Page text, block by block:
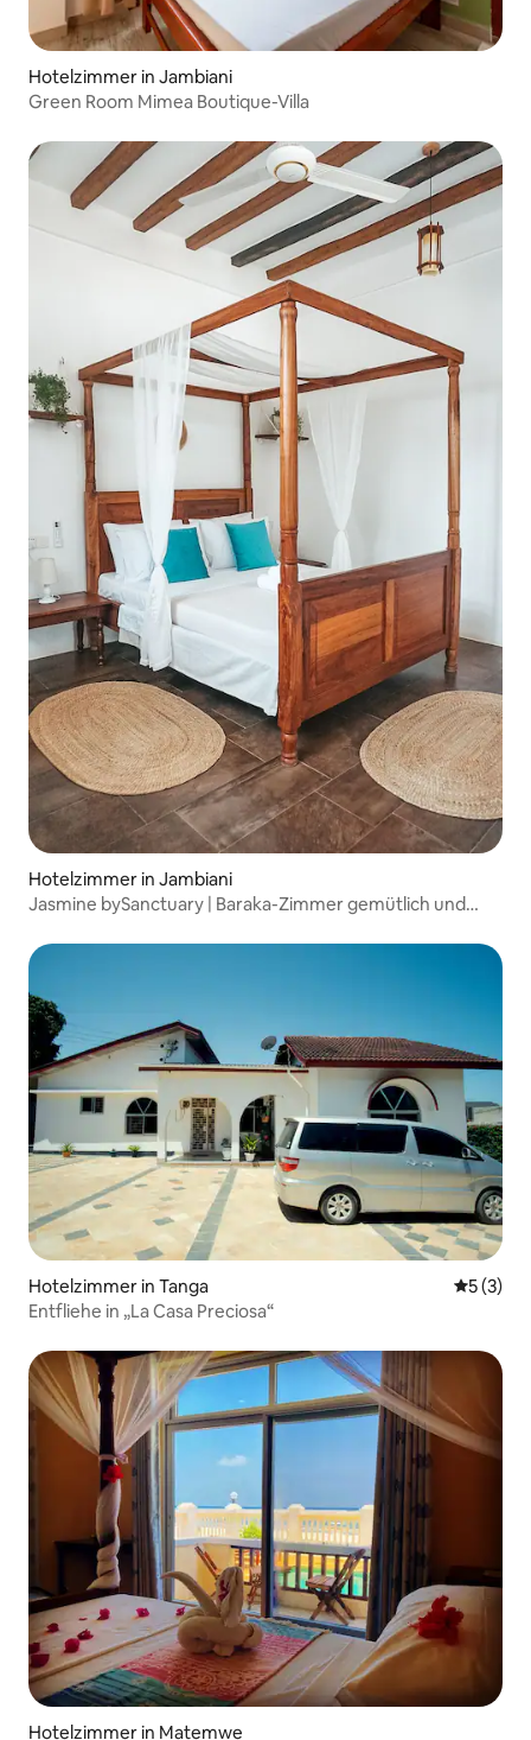
Hotelzimmer in Jambiani
Green Room Mimea Boutique-Villa
Hotelzimmer in Jambiani
Jasmine bySanctuary | Baraka-Zimmer gemütlich und
Hotelzimmer in Tanga
5 (3)
Entfliehe in „La Casa Preciosa“
Hotelzimmer in Matemwe